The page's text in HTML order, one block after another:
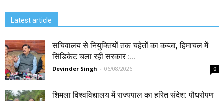
Latest article
सचिवालय से नियुक्तियों तक चहेतों का कब्जा, हिमाचल में
सिंडिकेट चला रही सरकार :...
Devinder Singh - 06/08/2026 0
शिमला विश्वविद्यालय में राज्यपाल का हरित संदेश: पौधरोपण